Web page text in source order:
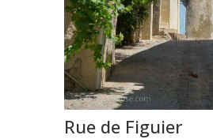
Rue de Figuier